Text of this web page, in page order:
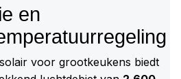
en
voor grootkeukens biedt